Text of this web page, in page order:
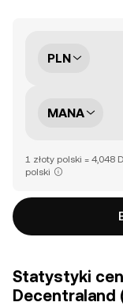
PLN
MANA
1 złoty polski = 4,048
polski
Statystyki cen
Decentraland